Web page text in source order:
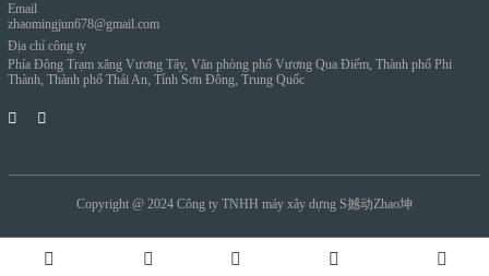
Email
zhaomingjun678@gmail.com
Địa chỉ công ty
Phía Đông Trạm xăng Vương Tây, Văn phòng phố Vương Qua Điếm, Thành phố Phi
Thành, Thành phố Thái An, Tỉnh Sơn Đông, Trung Quốc
Copyright @ 2024 Công ty TNHH máy xây dựng S撼动Zhao坤